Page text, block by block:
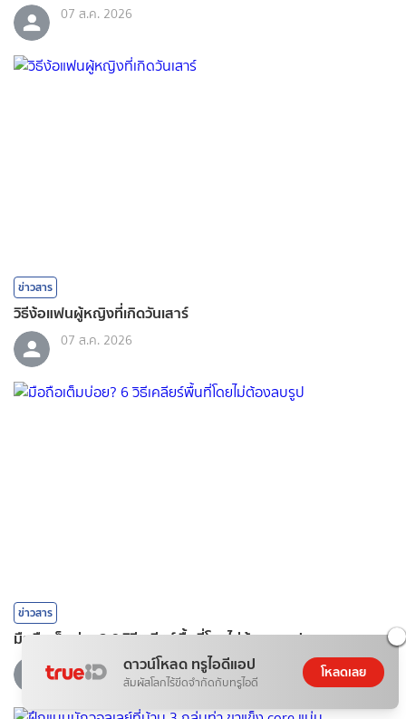
07 ส.ค. 2026
ข่าวสาร
วิธีง้อแฟนผู้หญิงที่เกิดวันเสาร์
07 ส.ค. 2026
ข่าวสาร
มือถือเต็มบ่อย? 6 วิธีเคลียร์พื้นที่โดยไม่ต้องลบรูป
07 ส.ค. 2026ดาวน์โหลด ทรูไอดีแอป
สัมผัสโลกไร้ขีดจำกัดกับทรูไอดี
โหลดเลย